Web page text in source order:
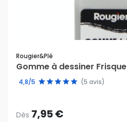
Rougier&plé
Gomme à dessiner
4,8/5 (5 avis)
Dès 7,95 €